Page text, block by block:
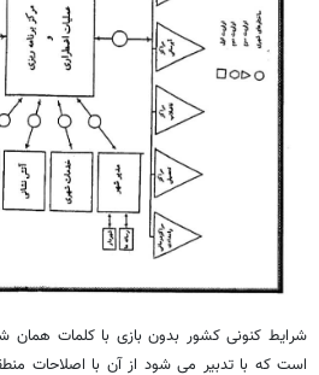
شرایط کنونی کشور بدون بازی با کلمات
است که با تدبیر می شود از آن با اصلاحات